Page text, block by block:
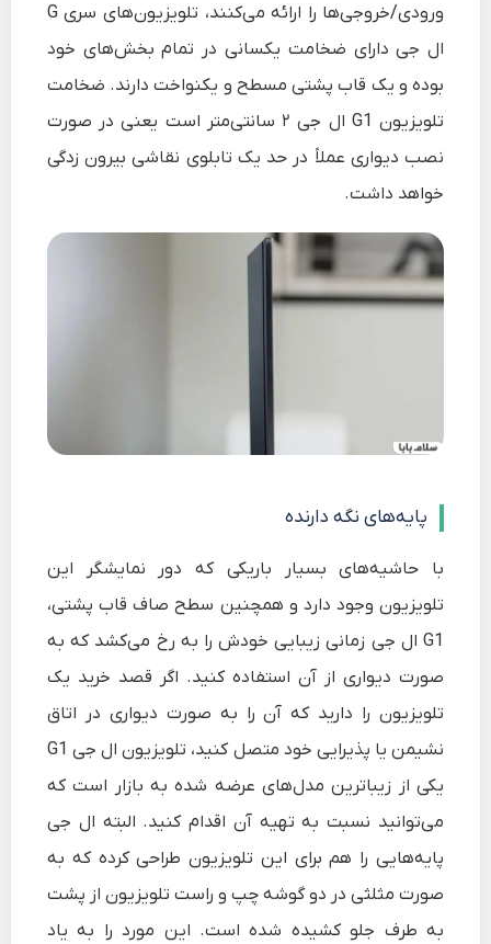
ورودی/خروجی‌ها را ارائه می‌کنند، تلویزیون‌های سری G
ال جی دارای ضخامت یکسانی در تمام بخش‌های خود
بوده و یک قاب پشتی مسطح و یکنواخت دارند. ضخامت
تلویزیون G1 ال جی ۲ سانتی‌متر است یعنی در صورت
نصب دیواری عملاً در حد یک تابلوی نقاشی بیرون زدگی
خواهد داشت.
پایه‌های نگه دارنده
با حاشیه‌های بسیار باریکی که دور نمایشگر این
تلویزیون وجود دارد و همچنین سطح صاف قاب پشتی،
G1 ال جی زمانی زیبایی خودش را به رخ می‌کشد که به
صورت دیواری از آن استفاده کنید. اگر قصد خرید یک
تلویزیون را دارید که آن را به صورت دیواری در اتاق
نشیمن یا پذیرایی خود متصل کنید، تلویزیون ال جی G1
یکی از زیباترین مدل‌های عرضه شده به بازار است که
می‌توانید نسبت به تهیه آن اقدام کنید. البته ال جی
پایه‌هایی را هم برای این تلویزیون طراحی کرده که به
صورت مثلثی در دو گوشه چپ و راست تلویزیون از پشت
به طرف جلو کشیده شده است. این مورد را به یاد